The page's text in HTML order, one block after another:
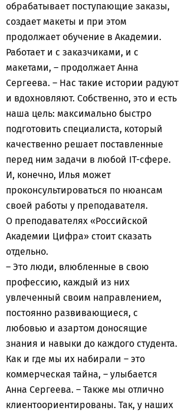
обрабатывает поступающие заказы,
создает макеты и при этом
продолжает обучение в Академии.
Работает и с заказчиками, и с
макетами, – продолжает Анна
Сергеева. – Нас такие истории радуют
и вдохновляют. Собственно, это и есть
наша цель: максимально быстро
подготовить специалиста, который
качественно решает поставленные
перед ним задачи в любой IT-сфере.
И, конечно, Илья может
проконсультироваться по нюансам
своей работы у преподавателя.
О преподавателях «Российской
Академии Цифра» стоит сказать
отдельно.
– Это люди, влюбленные в свою
профессию, каждый из них
увлеченный своим направлением,
постоянно развивающиеся, с
любовью и азартом доносящие
знания и навыки до каждого студента.
Как и где мы их набирали – это
коммерческая тайна, – улыбается
Анна Сергеева. – Также мы отлично
клиентоориентированы. Так, у наших